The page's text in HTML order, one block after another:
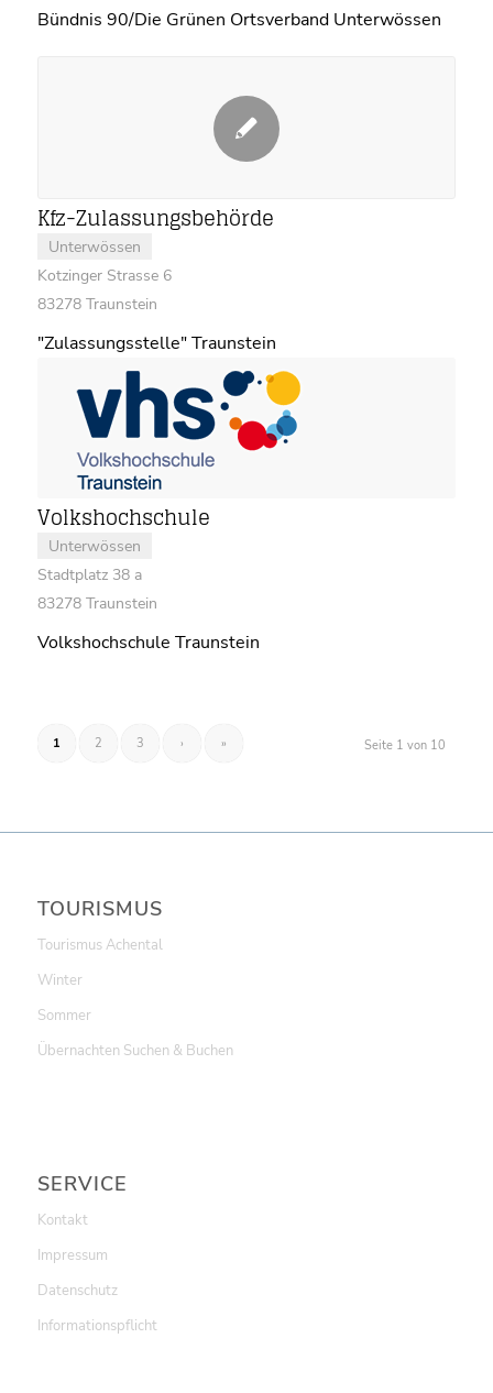
Bündnis 90/Die Grünen Ortsverband Unterwössen
Kfz-Zulassungsbehörde
Unterwössen
Kotzinger Strasse 6
83278 Traunstein
"Zulassungsstelle" Traunstein
Volkshochschule
Unterwössen
Stadtplatz 38 a
83278 Traunstein
Volkshochschule Traunstein
Seite 1 von 10
1 2 3 › »
TOURISMUS
Tourismus Achental
Winter
Sommer
Übernachten Suchen & Buchen
SERVICE
Kontakt
Impressum
Datenschutz
Informationspflicht